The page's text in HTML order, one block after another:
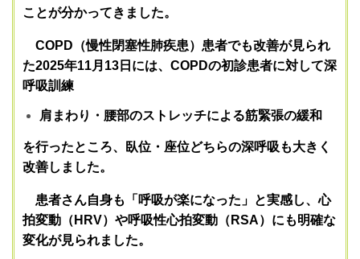
ことが分かってきました。
COPD（慢性閉塞性肺疾患）患者でも改善が見られ
た2025年11月13日には、COPDの初診患者に対して深
呼吸訓練
肩まわり・腰部のストレッチによる筋緊張の緩和
を行ったところ、臥位・座位どちらの深呼吸も大きく
改善しました。
患者さん自身も「呼吸が楽になった」と実感し、心
拍変動（HRV）や呼吸性心拍変動（RSA）にも明確な
変化が見られました。